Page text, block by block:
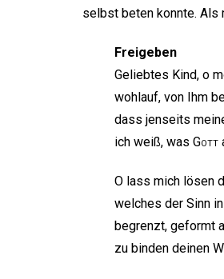
selbst beten konnte. Als
Freigeben
Geliebtes Kind, o
wohlauf, von Ihm
dass jenseits
ich weiß, was Gott
O lass mich lösen
welches der Sinn
begrenzt, geformt
zu binden deinen